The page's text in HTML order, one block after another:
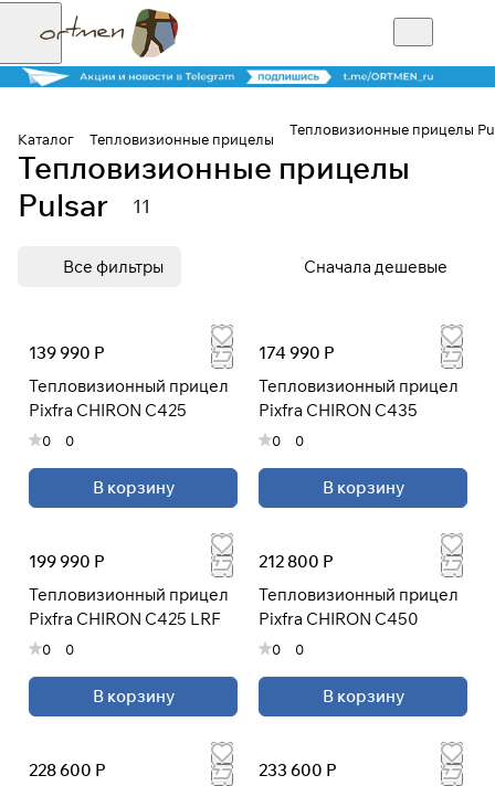
Каталог Тепловизионные прицелы
Тепловизионные прицелы
Тепловизионные прицелы
Pulsar
11
Все фильтры Сначала дешевые
139 990 Р
Тепловизионный прицел
Pixfra CHIRON C425
0 0
В корзину
174 990 Р
Тепловизионный прицел
Pixfra CHIRON C435
0 0
В корзину
199 990 Р
Тепловизионный прицел
Pixfra CHIRON C425 LRF
0 0
В корзину
212 800 Р
Тепловизионный прицел
Pixfra CHIRON C450
0 0
В корзину
228 600 Р
233 600 Р
Для клиентов всех банков
оплату на части
Сегодня
25%
в корзину
При оформлении заказа
выберите метод оплатыПЛАЙТ
картой любого банка
Получайте товар
выбранный способом